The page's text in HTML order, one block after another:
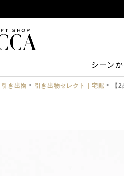
シーン
引き出物 引き出物セレクト｜宅配 【